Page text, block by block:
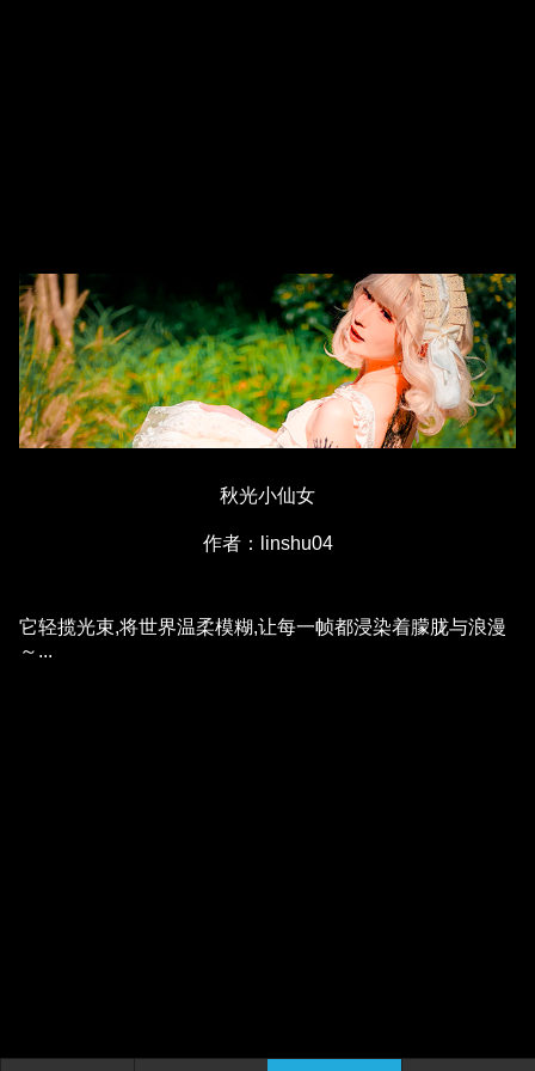
秋光小仙女
作者：linshu04
它轻揽光束,将世界温柔模糊,让每一帧都浸染着朦胧与浪漫
～...